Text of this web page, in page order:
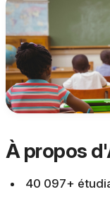
À propos
40 097+